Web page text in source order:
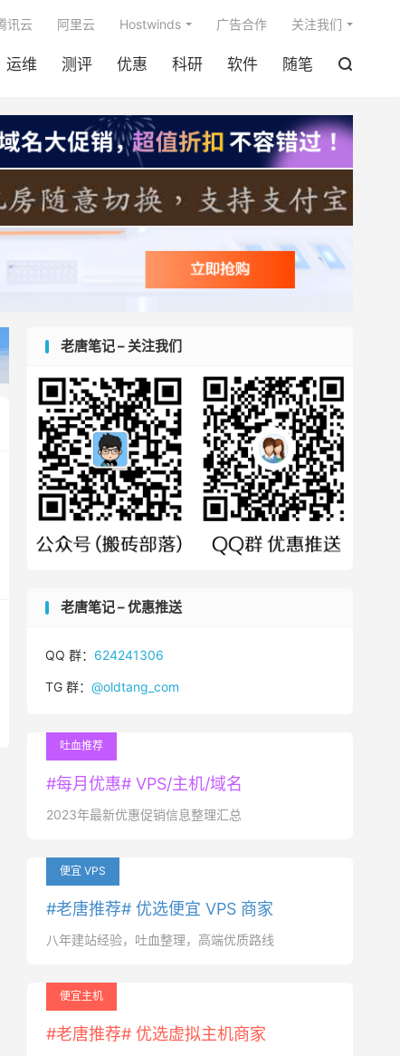
运维 测评 优惠 科研 软件 随笔 
讯云 阿里云 Hostwinds 广告合作 关注我们
老唐笔记 – 关注我们
老唐笔记 – 优惠推送
QQ 群： 624241306
TG 群： @oldtang_com
吐血推荐
#每月优惠# VPS/主机/域名
2023年最新优惠促销信息整理汇总
便宜 VPS
#老唐推荐# 优选便宜 VPS 商家
八年建站经验，吐血整理，高端优质路线
便宜主机
#老唐推荐# 优选虚拟主机商家